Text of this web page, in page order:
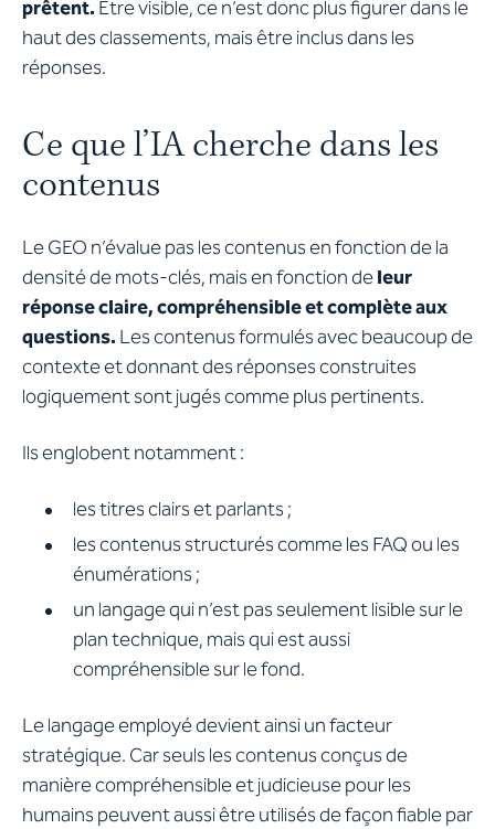
prêtent. Être visible, ce n’est donc plus figurer dans le
haut des classements, mais être inclus dans les
réponses.
Ce que l’IA cherche dans les
contenus
Le GEO n’évalue pas les contenus en fonction de la
densité de mots-clés, mais en fonction deleur
réponse claire, compréhensible et complète aux
questions. Les contenus formulés avec beaucoup de
contexte et donnant des réponses construites
logiquement sont jugés comme plus pertinents.
Ils englobent notamment :
les titres clairs et parlants ;
les contenus structurés comme les FAQ ou les
énumérations ;
un langage qui n’est pas seulement lisible sur le
plan technique, mais qui est aussi
compréhensible sur le fond.
Le langage employé devient ainsi un facteur
stratégique. Car seuls les contenus conçus de
manière compréhensible et judicieuse pour les
humains peuvent aussi être utilisés de façon fiable par